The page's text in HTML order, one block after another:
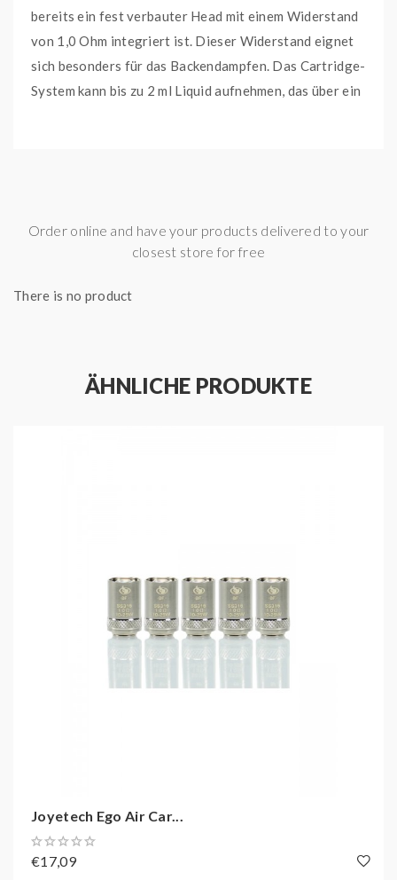
bereits ein fest verbauter Head mit einem Widerstand
von 1,0 Ohm integriert ist. Dieser Widerstand eignet
sich besonders für das Backendampfen. Das Cartridge-
System kann bis zu 2 ml Liquid aufnehmen, das über ein
Verschleißartikel sind und regelmäßig ausgetauscht
Liquidgeschmack zu gewährleisten. Das Joyetech eGo
Sie in unserem Shop finden können.
Maße: 19mm x 41mm
Lieferumfang
Order online and have your products delivered to your
closest store for free
There is no product
ÄHNLICHE PRODUKTE
Joyetech Ego Air Car...
€17,09